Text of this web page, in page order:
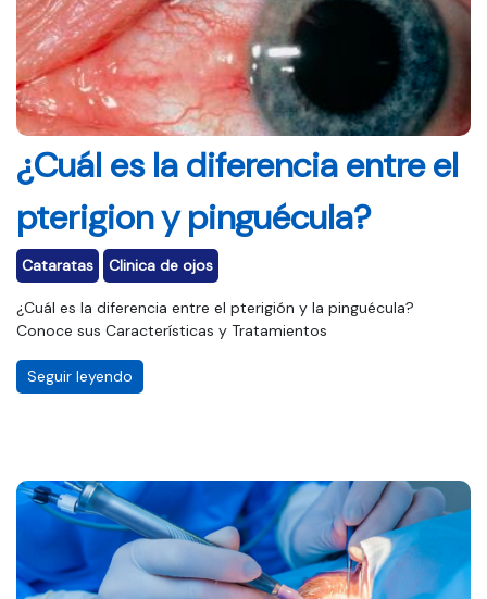
¿Cuál es la diferencia entre el
pterigion y pinguécula?
Cataratas Clinica de ojos
¿Cuál es la diferencia entre el pterigión y la pinguécula?
Conoce sus Características y Tratamientos
Seguir leyendo